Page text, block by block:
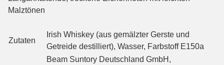
Malztönen
Zutaten
Irish Whiskey (aus gemälzter Gerste und
Getreide destilliert), Wasser, Farbstoff E150a
Beam Suntory Deutschland GmbH,